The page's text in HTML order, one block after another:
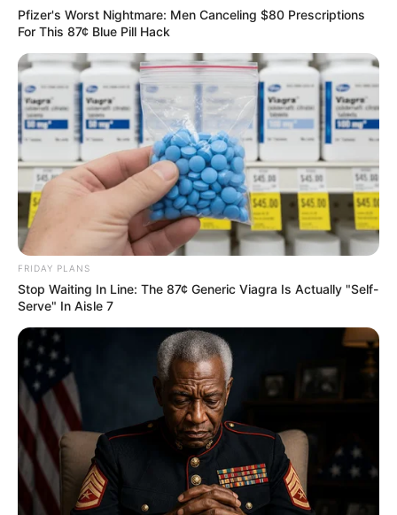
ΣΠΑΜΕ ΤΟ ΜΑΤΡΙΞ – ΤΟ ΒΙΒΛΙΟ
Pfizer's Worst Nightmare: Men Canceling $80 Prescriptions
For This 87¢ Blue Pill Hack
FRIDAY PLANS
Stop Waiting In Line: The 87¢ Generic Viagra Is Actually "Self-
Serve" In Aisle 7